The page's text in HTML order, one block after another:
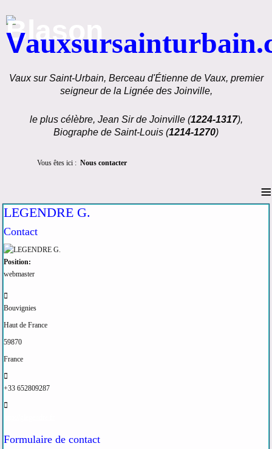
V
Vaux sur Saint-Urbain, Berceau d'Étienne de Vaux, premier
seigneur de la Lignée des Joinville,
le plus célèbre, Jean Sir de Joinville (1224-1317),
Biographe de Saint-Louis (1214-1270)
Vous êtes ici : Nous contacter
≡
LEGENDRE G.
Contact
Position:
webmaster
Bouvignies
Haut de France
59870
France
+33 652809287
Formulaire de contact